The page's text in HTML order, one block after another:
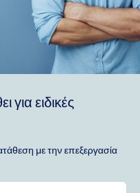
ειδικές
με την επεξεργασία